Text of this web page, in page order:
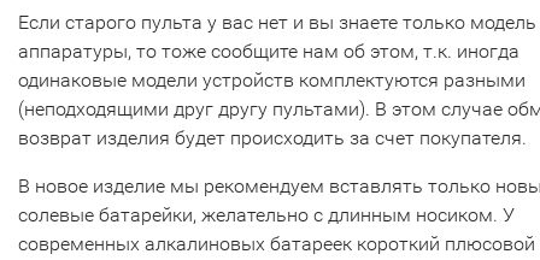
Если старого пульта у вас нет и вы знаете только модель
аппаратуры, то тоже сообщите нам об этом, т.к. иногда
одинаковые модели устройств комплектуются разными
(неподходящими друг другу пультами). В этом случае
возврат изделия будет происходить за счет покупателя.
В новое изделие мы рекомендуем вставлять только
солевые батарейки, желательно с длинным носиком. У
современных алкалиновых батареек короткий плюсовой